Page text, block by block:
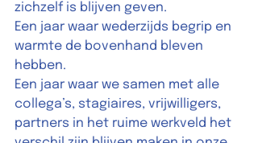
zichzelf is blijven geven.
Een jaar waar wederzijds begrip en
warmte de bovenhand bleven
hebben.
Een jaar waar we samen met alle
collega’s, stagiaires, vrijwilligers,
partners in het ruime werkveld het